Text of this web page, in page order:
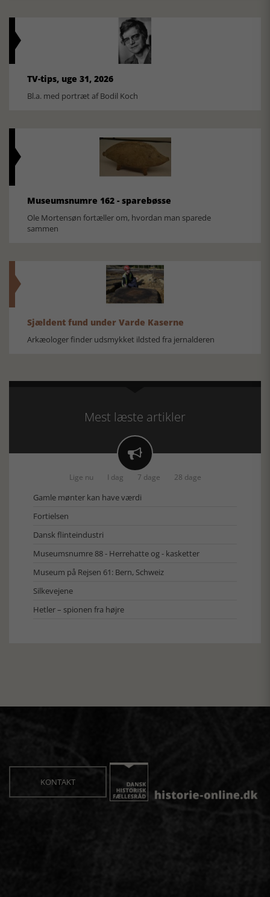
TV-tips, uge 31, 2026
Bl.a. med portræt af Bodil Koch
Museumsnumre 162 - sparebøsse
Ole Mortensøn fortæller om, hvordan man sparede
sammen
Sjældent fund under Varde Kaserne
Arkæologer finder udsmykket ildsted fra jernalderen
Mest læste artikler

Lige nu I dag 7 dage 28 dage
Gamle mønter kan have værdi
Fortielsen
Dansk flinteindustri
Museumsnumre 88 - Herrehatte og - kasketter
Museum på Rejsen 61: Bern, Schweiz
Silkevejene
Hetler – spionen fra højre
KONTAKT